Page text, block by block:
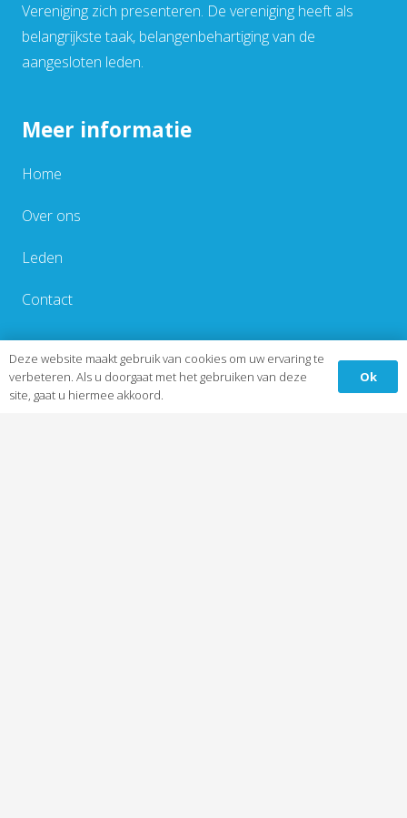
Vereniging zich presenteren. De vereniging heeft als
belangrijkste taak, belangenbehartiging van de
aangesloten leden.
Meer informatie
Home
Over ons
Leden
Contact
Contact
Deze website maakt gebruik van cookies om uw ervaring te
verbeteren. Als u doorgaat met het gebruiken van deze
site, gaat u hiermee akkoord.
Ok